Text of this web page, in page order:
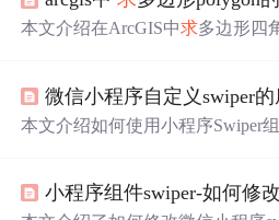
本文介绍在ArcGIS中求多边形四
点 的x、y最值，连接属性并标注
求四至的方法。
微信小程序自定义swiper
本文介绍如何使用小程序Swiper
理。小程序组件swiper-如何修